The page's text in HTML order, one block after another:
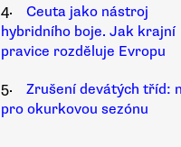
4.
Ceuta jako nástroj
hybridního boje. Jak krajní
pravice rozděluje Evropu
5.
Zrušení devátých tříd:
pro okurkovou sezónu